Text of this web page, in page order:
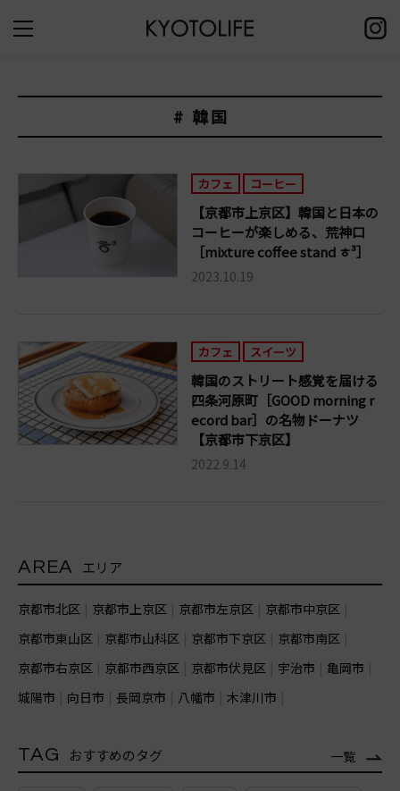
# 韓国
カフェ コーヒー
【京都市上京区】韓国と日本の
コーヒーが楽しめる、荒神口
［mixture coffee stand ㅎ³］
2023.10.19
カフェ スイーツ
韓国のストリート感覚を届ける
四条河原町［GOOD morning r
ecord bar］の名物ドーナツ
【京都市下京区】
2022.9.14
AREA エリア
京都市北区 京都市上京区 京都市左京区
京都市中京区
京都市東山区
京都市山科区 京都市下京区
京都市南区
京都市右京区
京都市西京区 京都市伏見区 宇治市
亀岡市
城陽市
向日市 長岡京市 八幡市 木津川市
TAG おすすめのタグ 一覧